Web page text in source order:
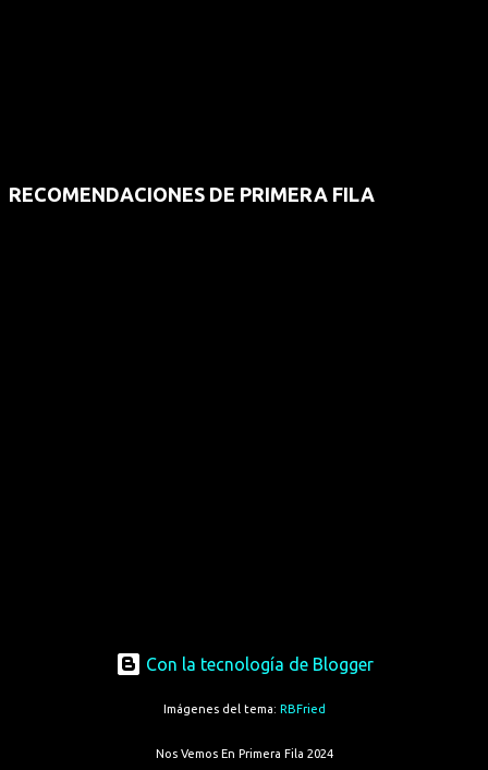
RECOMENDACIONES DE PRIMERA FILA
Con la tecnología de Blogger
Imágenes del tema: RBFried
Nos Vemos En Primera Fila 2024